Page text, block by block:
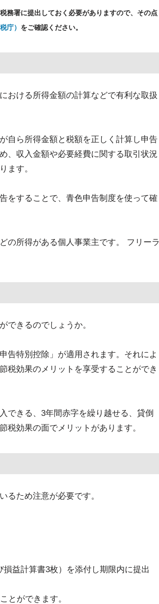
務署に提出しておく必要がありますので、その点
庁） をご確認ください。
おける所得金額の計算などで有利な取扱
自ら所得金額と税額を正しく計算し申告
、収入金額や必要経費に関する取引状況
ます。
をすることで、青色申告制度を使って確
の所得がある個人事業主です。 フリーラ
できるのでしょうか。
告特別控除」が適用されます。それによ
税効果のメリットを享受することができ
できる、3年間赤字を繰り越せる、貸倒
税効果の面でメリットがあります。
るため注意が必要です。
益計算書3枚）を添付し期限内に提出
とができます。